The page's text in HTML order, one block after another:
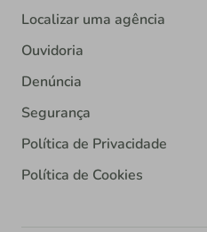
Localizar uma agência
Ouvidoria
Denúncia
Segurança
Política de Privacidade
Política de Cookies